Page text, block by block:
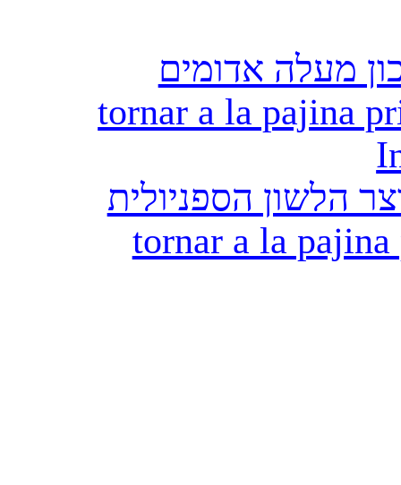
מעלה אדומים
tornar a la pajina
הלשון הספניולית
tornar a la